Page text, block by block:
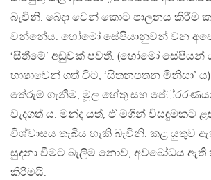
බැවිනි. බෙදා වෙන් කොට පාලනය කිරීම
වන්නේය. හෝමෝ සේපියානුවන් වන
‘සිතීමේ’ අඩුවක් පවතී. (හෝමෝ සේපියන්
භාෂාවෙන් ගත් විට, ‘සිතනපතන මිනිසා’
තේරුම් ගැනීම, මූල හේතු සහ
වැදගත් ය. මන්ද යත්, ඒ මගින් විසඳුමකට
විශ්වාසය තැබිය හැකි බැවිනි. කළ යුතුව
සුදනා වීමට බැලීම නොව, අවබෝධය ඇති
කිරීමයි.